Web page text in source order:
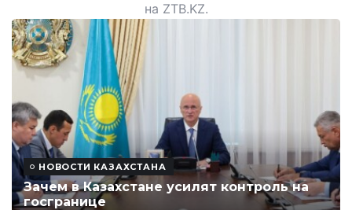
на ZTB.KZ.
НОВОСТИ КАЗАХСТАНА
Зачем в Казахстане усилят контроль на
госгранице